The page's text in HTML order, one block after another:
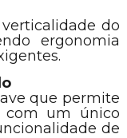
do
ergonomia
que permite
um único
de